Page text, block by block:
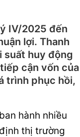
IV/2025 đến
lợi. Thanh
suất huy động
cận vốn của
trình phục hồi,
hành nhiều
thị trường